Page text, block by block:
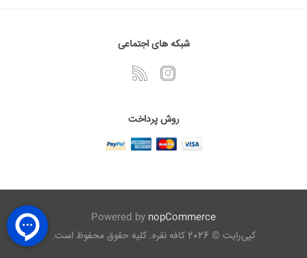
شبکه های اجتماعی
روش پرداخت
Powered by nopCommerce
کپی‌رایت © 2026 کافه نقره. کلیه حقوق محفوظ است.